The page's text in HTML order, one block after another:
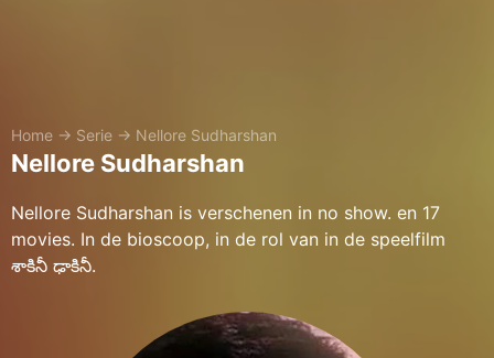
Home → Serie → Nellore Sudharshan
Nellore Sudharshan
Nellore Sudharshan is verschenen in no show. en 17
movies. In de bioscoop, in de rol van in de speelfilm
శాకినీ ఢాకినీ.